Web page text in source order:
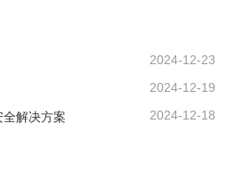
问题。各地市的使用标准：解决方案
使用场景：1. 一机多用，解决牙椅水
2024-12-23
2024-12-19
解决方案 2024-12-18